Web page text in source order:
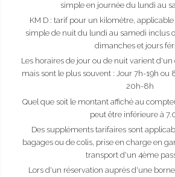
simple en journée du lundi au
KM D : tarif pour un kilomètre,
simple de nuit du lundi au samedi inclus
dimanches et jours
Les horaires de jour ou de nuit varient
mais sont le plus souvent : Jour 7h-19h ou
20h-8h
Quel que soit le montant affiché au
peut être inférieure à
Des suppléments tarifaires sont
bagages ou de colis, prise en charge en
transport d'un 4ème
Lors d'un réservation auprès d'une